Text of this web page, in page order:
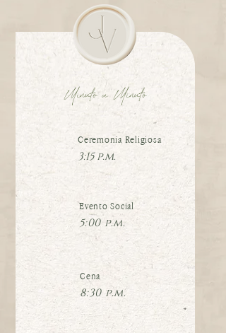
Minuto a Minuto
Ceremonia Religiosa
3:15 p.m.
Evento Social
5:00 p.m.
Cena
8:30 p.m.